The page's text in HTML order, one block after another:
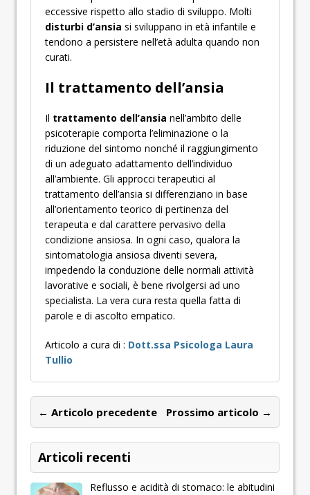
eccessive rispetto allo stadio di sviluppo. Molti
disturbi d’ansia si sviluppano in età infantile e
tendono a persistere nell’età adulta quando non
curati.
Il trattamento dell’ansia
Il trattamento dell’ansia nell’ambito delle
psicoterapie comporta l’eliminazione o la
riduzione del sintomo nonché il raggiungimento
di un adeguato adattamento dell’individuo
all’ambiente. Gli approcci terapeutici al
trattamento dell’ansia si differenziano in base
all’orientamento teorico di pertinenza del
terapeuta e dal carattere pervasivo della
condizione ansiosa. In ogni caso, qualora la
sintomatologia ansiosa diventi severa,
impedendo la conduzione delle normali attività
lavorative e sociali, è bene rivolgersi ad uno
specialista. La vera cura resta quella fatta di
parole e di ascolto empatico.
Articolo a cura di : Dott.ssa Psicologa Laura
Tullio
← Articolo precedente Prossimo articolo →
Articoli recenti
Reflusso e acidità di stomaco: le abitudini